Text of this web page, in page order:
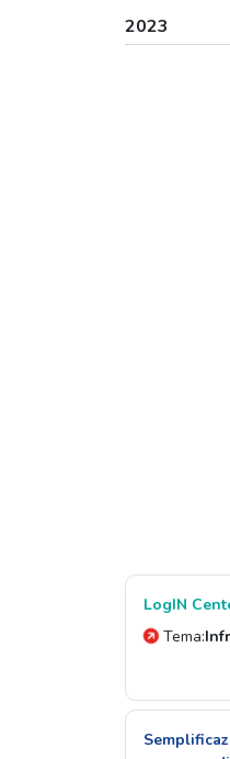
2023
LogIN
Tema: